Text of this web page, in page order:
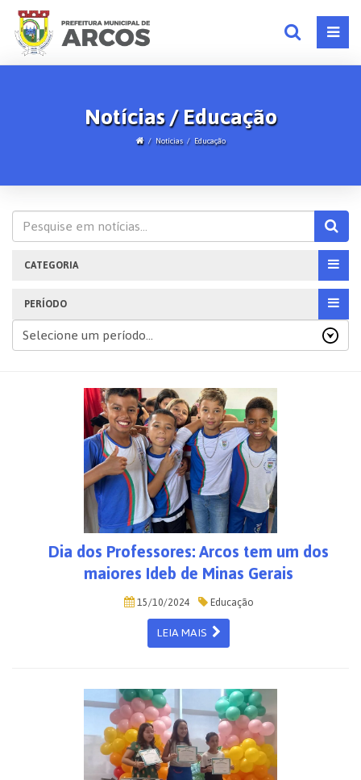
Notícias / Educação
Notícias Educação
CATEGORIA
PERÍODO
Dia dos Professores: Arcos tem um dos
maiores Ideb de Minas Gerais
15/10/2024 Educação
LEIA MAIS